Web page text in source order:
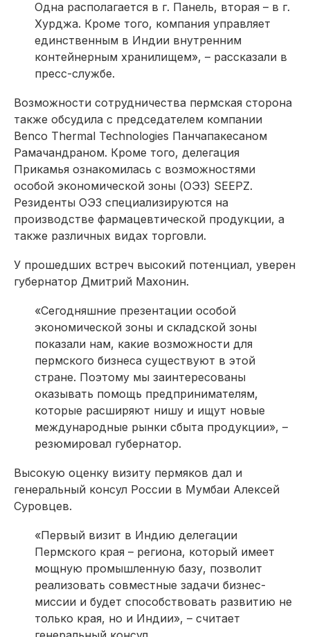
Одна располагается в г. Панель, вторая – в г.
Хурджа. Кроме того, компания управляет
единственным в Индии внутренним
контейнерным хранилищем», – рассказали в
пресс-службе.
Возможности сотрудничества пермская сторона
также обсудила с председателем компании
Benco Thermal Technologies Панчапакесаном
Рамачандраном. Кроме того, делегация
Прикамья ознакомилась с возможностями
особой экономической зоны (ОЭЗ) SEEPZ.
Резиденты ОЭЗ специализируются на
производстве фармацевтической продукции, а
также различных видах торговли.
У прошедших встреч высокий потенциал, уверен
губернатор Дмитрий Махонин.
«Сегодняшние презентации особой
экономической зоны и складской зоны
показали нам, какие возможности для
пермского бизнеса существуют в этой
стране. Поэтому мы заинтересованы
оказывать помощь предпринимателям,
которые расширяют нишу и ищут новые
международные рынки сбыта продукции», –
резюмировал губернатор.
Высокую оценку визиту пермяков дал и
генеральный консул России в Мумбаи Алексей
Суровцев.
«Первый визит в Индию делегации
Пермского края – региона, который имеет
мощную промышленную базу, позволит
реализовать совместные задачи бизнес-
миссии и будет способствовать развитию не
только края, но и Индии», – считает